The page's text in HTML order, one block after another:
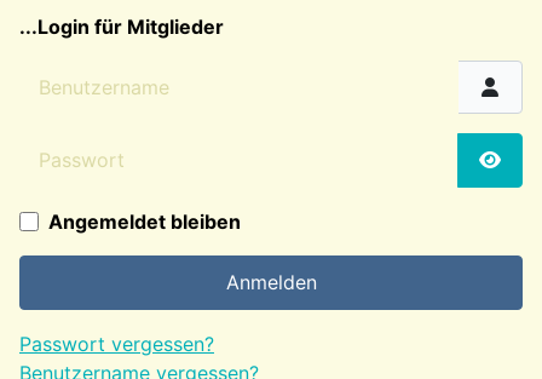
...Login für Mitglieder
Benutzername
Angemeldet bleiben
Anmelden
Passwort vergessen?
Benutzername vergessen?